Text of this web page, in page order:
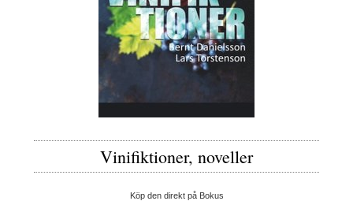
Vinifiktioner, noveller
Köp den direkt på Bokus